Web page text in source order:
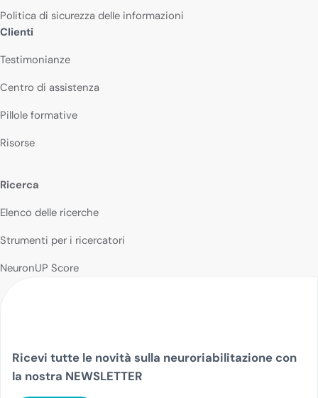
Politica di sicurezza delle informazioni
Clienti
Testimonianze
Centro di assistenza
Pillole formative
Risorse
Ricerca
Elenco delle ricerche
Strumenti per i ricercatori
NeuronUP Score
Ricevi tutte le novità sulla neuroriabilitazione con
la nostra NEWSLETTER